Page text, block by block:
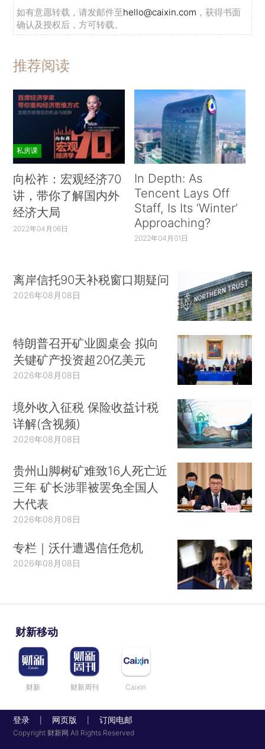
如有意愿转载，请发邮件至hello@caixin.com ，获得书面
确认及授权后，方可转载。
推荐阅读
私房课
向松祚：宏观经济70
讲，带你了解国内外
经济大局
2022年04月06日
In Depth: As
Tencent Lays Off
Staff, Is Its ‘Winter’
Approaching?
2022年04月01日
离岸信托90天补税窗口期疑问
2026年08月08日
特朗普召开矿业圆桌会 拟向
关键矿产投资超20亿美元
2026年08月08日
境外收入征税 保险收益计税
详解(含视频)
2026年08月08日
贵州山脚树矿难致16人死亡近
三年 矿长涉罪被罢免全国人
大代表
2026年08月08日
专栏｜沃什遭遇信任危机
2026年08月08日
财新移动
财新 财新周刊 Caixin
登录 网页版 订阅电邮
Copyright 财新网 All Rights Reserved